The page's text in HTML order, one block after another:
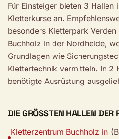
Für Einsteiger bieten 3 Hallen
Kletterkurse an.
besonders Kletterpark
Buchholz in der Nordheide,
Grundlagen wie
Klettertechnik vermitteln. In 2
benötigte Ausrüstung
DIE GRÖSSTEN HALLEN DER
Kletterzentrum Buchholz in